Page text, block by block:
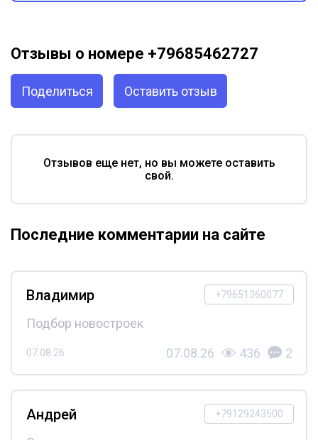
Отзывы о номере +79685462727
Поделиться Оставить отзыв
Отзывов еще нет, но вы можете оставить
свой.
Последние комментарии на сайте
+79651360077
Владимир
Подбор новостроек
07.08.26 07.08.26 436 2
+79129243500
Андрей